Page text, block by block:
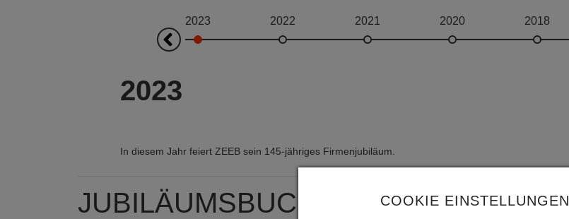
2023 2022 2021 2020 2018
Prev
2023
In diesem Jahr feiert ZEEB sein 145-jähriges Firmenjubiläum.
JUBILÄUMSBUCH COOKIE EINSTELLUNGEN